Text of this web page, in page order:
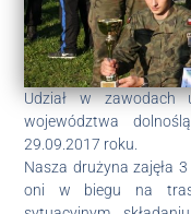
Udział w zawodach
województwa
29.09.2017 roku.
Nasza drużyna zajęła
oni w biegu na